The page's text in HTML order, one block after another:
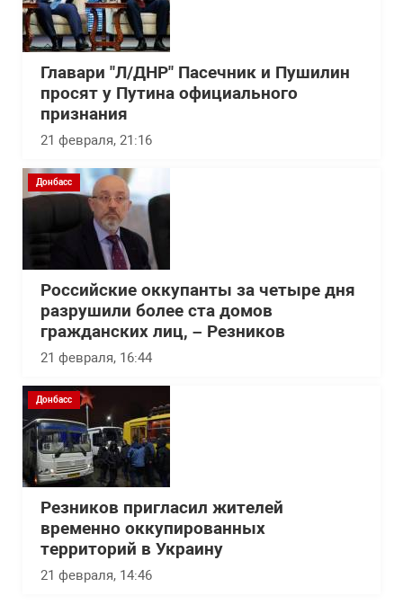
Главари "Л/ДНР" Пасечник и Пушилин
просят у Путина официального
признания
21 февраля, 21:16
Донбасс
Российские оккупанты за четыре дня
разрушили более ста домов
гражданских лиц, – Резников
21 февраля, 16:44
Донбасс
Резников пригласил жителей
временно оккупированных
территорий в Украину
21 февраля, 14:46